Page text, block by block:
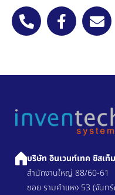
บริษัท อินเวนท์เทค ซิสเท็
สำนักงานใหญ่ 88/60-61
ซอย รามคำแหง 53 (จันท